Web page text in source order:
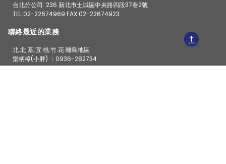
台北分公司: 236 新北市土城區中央路四段37巷2號
TEL:02-22674969 FAX:02-22674923
聯絡最近的業務
北.北.基.宜.桃.竹.花.離島地區
欒柄樟(小胖) ：0936-282734
Line ：0936282734